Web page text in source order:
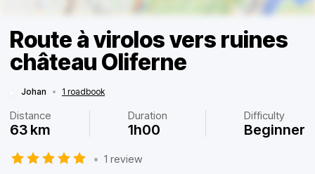
Route à virolos vers ruines
château Oliferne
Johan • 1 roadbook
Distance
63 km
Duration
1h00
Difficulty
Beginner
• 1 review